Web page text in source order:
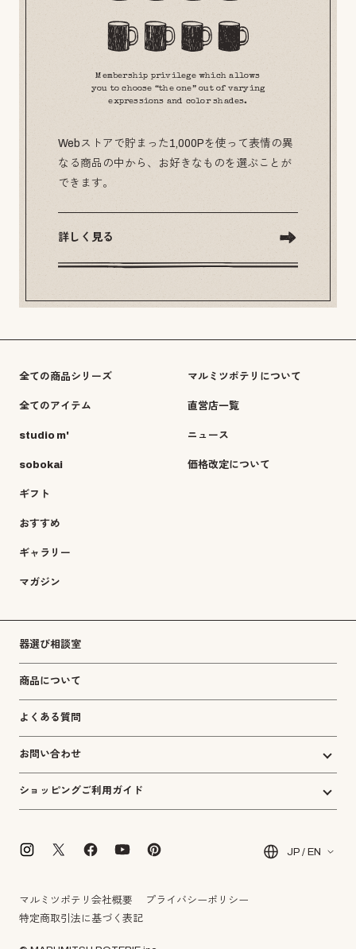
Membership privilege which allows
you to choose “the one” out of varying
expressions and color shades.
Webストアで貯まった1,000Pを使って表情の異
なる商品の中から、お好きなものを選ぶことが
できます。
詳しく見る
全ての商品シリーズ
全てのアイテム
studio m'
sobokai
ギフト
おすすめ
ギャラリー
マガジン
マルミツポテリについて
直営店一覧
ニュース
価格改定について
器選び相談室
商品について
よくある質問
お問い合わせ
ショッピングご利用ガイド
JP / EN
マルミツポテリ会社概要
プライバシーポリシー
特定商取引法に基づく表記